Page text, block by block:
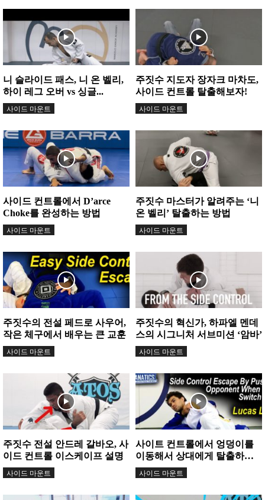
니 슬라이드 패스, 니 온 벨리,
하이 레그 오버 vs 싱글...
사이드 마운트
주짓수 지도자 장자크 마차도,
사이드 컨트롤 탈출해보자!
사이드 마운트
사이드 컨트롤에서 D’arce
Choke를 완성하는 방법
사이드 마운트
주짓수 마스터가 알려주는 ‘니
온 벨리’ 탈출하는 방법
사이드 마운트
주짓수의 전설 페드로 사우어,
작은 체구에서 배우는 큰 교훈
사이드 마운트
주짓수의 혁신가, 하파엘 멘데
스의 시그니처 서브미션 ‘암바’
사이드 마운트
주짓수 전설 안드레 갈바오, 사
이드 컨트롤 이스케이프 설명
사이드 마운트
사이트 컨트롤에서 엉덩이를
이동해서 상대에게 탈출하는
방법!
사이드 마운트